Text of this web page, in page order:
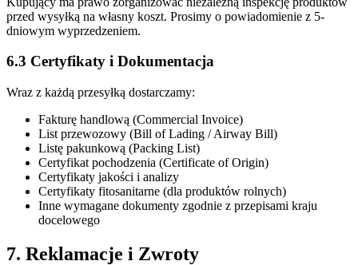
przed wysyłką na własny koszt. Prosimy o powiadomienie z 5-
dniowym wyprzedzeniem.
6.3 Certyfikaty i Dokumentacja
Wraz z każdą przesyłką dostarczamy:
Fakturę handlową (Commercial Invoice)
List przewozowy (Bill of Lading / Airway Bill)
Listę pakunkową (Packing List)
Certyfikat pochodzenia (Certificate of Origin)
Certyfikaty jakości i analizy
Certyfikaty fitosanitarne (dla produktów rolnych)
Inne wymagane dokumenty zgodnie z przepisami kraju
docelowego
7. Reklamacje i Zwroty